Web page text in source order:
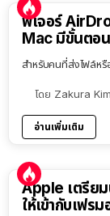
ฟีเจอร์
Mac มีขั้นตอน
สำหรับคนที่ส่งไฟล์ห
โดย Zakura Kim
อ่านเพิ่มเติม
Apple เตรีย
ให้เข้ากับเฟร